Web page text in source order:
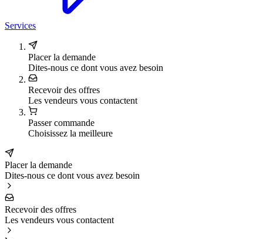
Services
Placer la demande
Dites-nous ce dont vous avez besoin
Recevoir des offres
Les vendeurs vous contactent
Passer commande
Choisissez la meilleure
Placer la demande
Dites-nous ce dont vous avez besoin
Recevoir des offres
Les vendeurs vous contactent